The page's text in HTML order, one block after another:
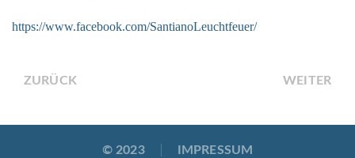
https://www.facebook.com/SantianoLeuchtfeuer/
ZURÜCK WEITER
© 2023
IMPRESSUM